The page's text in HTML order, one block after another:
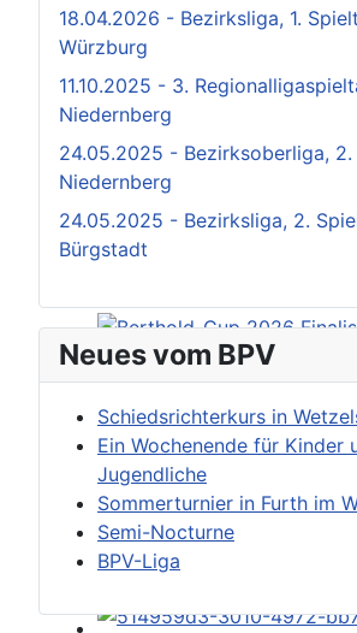
18.04.2026 - Bezirksliga, 1.
Würzburg
11.10.2025 - 3.
Niedernberg
24.05.2025 - Bezirksoberliga,
Niedernberg
24.05.2025 - Bezirksliga, 2.
Bürgstadt
Neues vom BPV
Schiedsrichterkurs in
Ein Wochenende für Kinder
Jugendliche
Sommerturnier in Furth im
Semi-Nocturne
BPV-Liga